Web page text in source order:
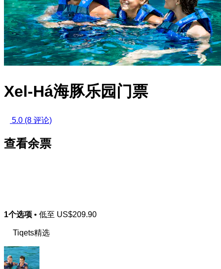
Xel-Há海豚乐园门票
5.0 (8 评论)
查看余票
1个选项 • 低至 US$209.90
Tiqets精选